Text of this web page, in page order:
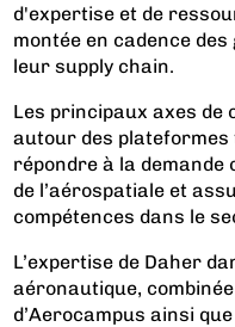
d'expertise et de
montée en cadence
leur supply chain.
Les principaux axes
autour des
répondre à la
de l’aérospatiale et
compétences dans le
L’expertise de Daher
aéronautique,
d’Aerocampus ainsi